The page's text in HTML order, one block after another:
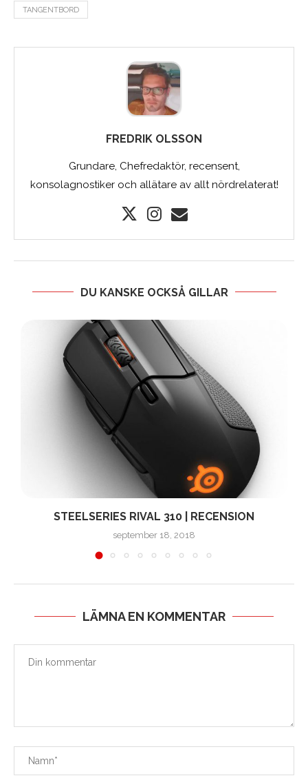
TANGENTBORD
FREDRIK OLSSON
Grundare, Chefredaktör, recensent,
konsolagnostiker och allätare av allt nördrelaterat!
DU KANSKE OCKSÅ GILLAR
STEELSERIES RIVAL 310 | RECENSION
september 18, 2018
LÄMNA EN KOMMENTAR